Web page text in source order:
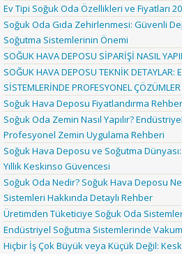
Ev Tipi Soğuk Oda Özellikleri ve Fiyatları
Soğuk Oda Gıda Zehirlenmesi: Güvenli
Soğutma Sistemlerinin Önemi
SOĞUK HAVA DEPOSU SİPARİŞİ NASIL
SOĞUK HAVA DEPOSU TEKNİK DETAYLAR:
SİSTEMLERİNDE PROFESYONEL
Soğuk Hava Deposu Fiyatlandırma
Soğuk Oda Zemin Nasıl Yapılır?
Profesyonel Zemin Uygulama Rehberi
Soğuk Hava Deposu ve Soğutma
Yıllık Keskinso Güvencesi
Soğuk Oda Nedir? Soğuk Hava Deposu
Sistemleri Hakkında Detaylı Rehber
Üretimden Tüketiciye Soğuk Oda
Endüstriyel Soğutma Sistemlerinde Vakum
Hiçbir İş Çok Büyük veya Küçük Değil: